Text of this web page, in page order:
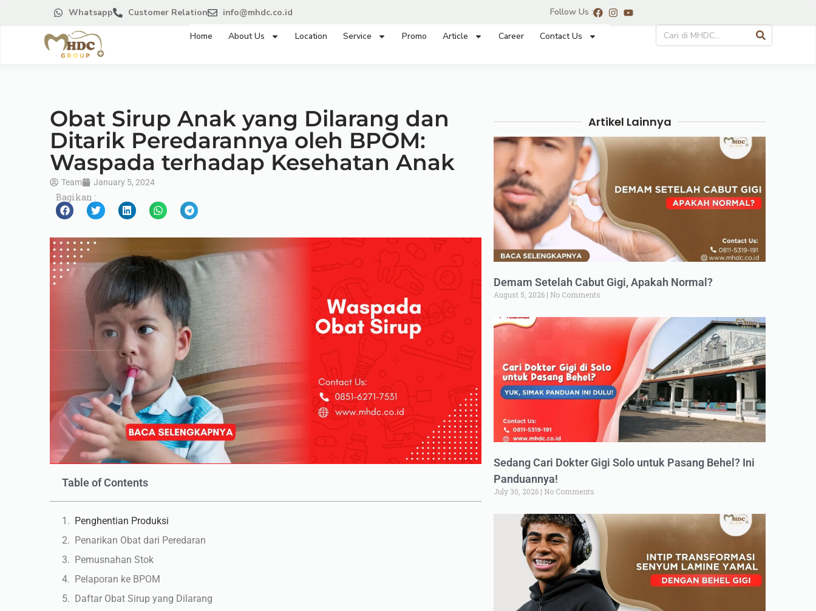
Whatsapp Customer Relation info@mhdc.co.id Follow Us :
Home About Us Location Service Promo Article Career Contact Us
Obat Sirup Anak yang Dilarang dan
Ditarik Peredarannya oleh BPOM:
Waspada terhadap Kesehatan Anak
Team January 5, 2024
Bagikan :
Table of Contents
Penghentian Produksi
Penarikan Obat dari Peredaran
Pemusnahan Stok
Pelaporan ke BPOM
Daftar Obat Sirup yang Dilarang
Artikel Lainnya
Demam Setelah Cabut Gigi, Apakah Normal?
August 5, 2026 No Comments
Sedang Cari Dokter Gigi Solo untuk Pasang Behel? Ini
Panduannya!
July 30, 2026 No Comments